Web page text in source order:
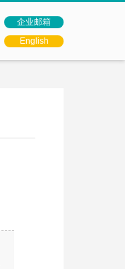
企业邮箱
English